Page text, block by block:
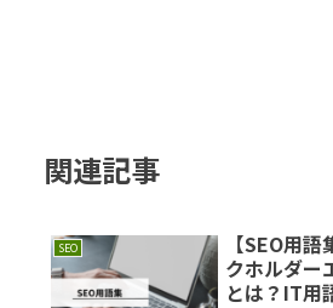
関連記事
SEO
【SEO用
クホルダー
とは？IT用